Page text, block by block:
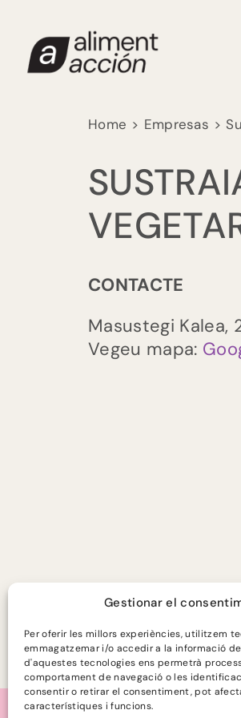
Gestionar el
Per oferir les millors experiències, utilitzem
emmagatzemar i/o accedir a la informació
d'aquestes tecnologies ens permetrà
comportament de navegació o les
consentir o retirar el consentiment, pot
característiques i funcions.
content
Home Empresas
CONTACTE
Masustegi Kalea,
Vegeu mapa: